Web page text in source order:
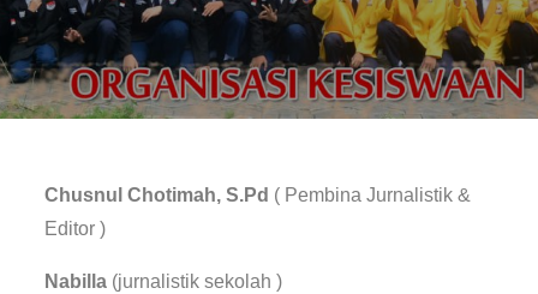
Chusnul Chotimah, S.Pd ( Pembina Jurnalistik &
Editor )
Nabilla (jurnalistik sekolah )